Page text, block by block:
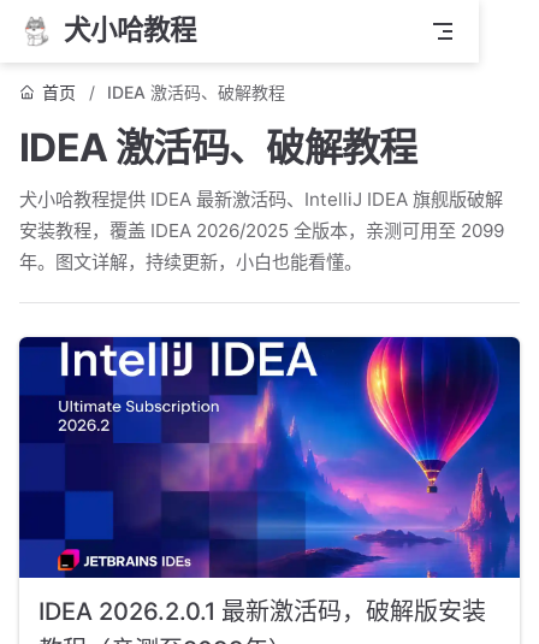
犬小哈教程
首页 IDEA 激活码、破解教程
IDEA 激活码、破解教程
犬小哈教程提供 IDEA 最新激活码、IntelliJ IDEA 旗舰版破解
安装教程，覆盖 IDEA 2026/2025 全版本，亲测可用至 2099
年。图文详解，持续更新，小白也能看懂。
IDEA 2026.2.0.1 最新激活码，破解版安装